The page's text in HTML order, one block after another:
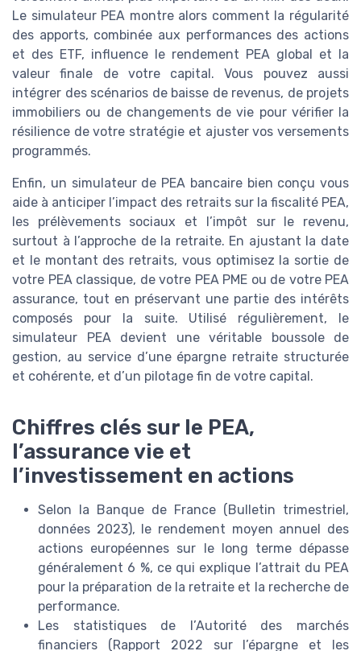
Le simulateur PEA montre alors comment la régularité
des apports, combinée aux performances des actions
et des ETF, influence le rendement PEA global et la
valeur finale de votre capital. Vous pouvez aussi
intégrer des scénarios de baisse de revenus, de projets
immobiliers ou de changements de vie pour vérifier la
résilience de votre stratégie et ajuster vos versements
programmés.
Enfin, un simulateur de PEA bancaire bien conçu vous
aide à anticiper l’impact des retraits sur la fiscalité PEA,
les prélèvements sociaux et l’impôt sur le revenu,
surtout à l’approche de la retraite. En ajustant la date
et le montant des retraits, vous optimisez la sortie de
votre PEA classique, de votre PEA PME ou de votre PEA
assurance, tout en préservant une partie des intérêts
composés pour la suite. Utilisé régulièrement, le
simulateur PEA devient une véritable boussole de
gestion, au service d’une épargne retraite structurée
et cohérente, et d’un pilotage fin de votre capital.
Chiffres clés sur le PEA,
l’assurance vie et
l’investissement en actions
Selon la Banque de France (Bulletin trimestriel,
données 2023), le rendement moyen annuel des
actions européennes sur le long terme dépasse
généralement 6 %, ce qui explique l’attrait du PEA
pour la préparation de la retraite et la recherche de
performance.
Les statistiques de l’Autorité des marchés
financiers (Rapport 2022 sur l’épargne et les